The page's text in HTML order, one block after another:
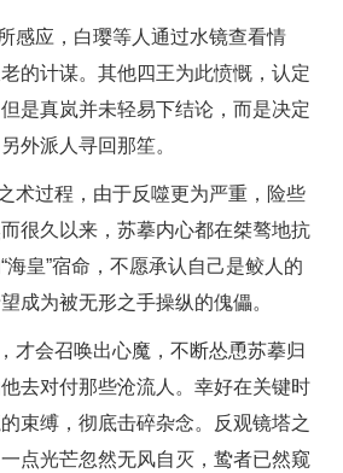
应，白璎等人通过水镜查看情
的计谋。其他四王为此愤慨，认定
是真岚并未轻易下结论，而是决定
外派人寻回那笙。
过程，由于反噬更为严重，险些
很久以来，苏摹内心都在桀骜地抗
海皇”宿命，不愿承认自己是鲛人的
成为被无形之手操纵的傀儡。
会召唤出心魔，不断怂恿苏摹归
去对付那些沧流人。幸好在关键时
束缚，彻底击碎杂念。反观镜塔之
点光芒忽然无风自灭，鸷者已然窥